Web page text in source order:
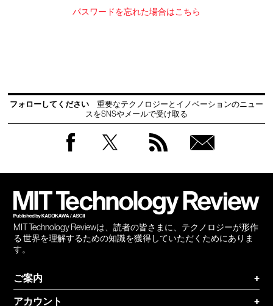
パスワードを忘れた場合はこちら
フォローしてください
重要なテクノロジーとイノベーションのニュー
スをSNSやメールで受け取る
MIT Technology Reviewは、読者の皆さまに、テクノロジーが形作
る 世界を理解するための知識を獲得していただくためにありま
す。
ご案内
+
アカウント
+